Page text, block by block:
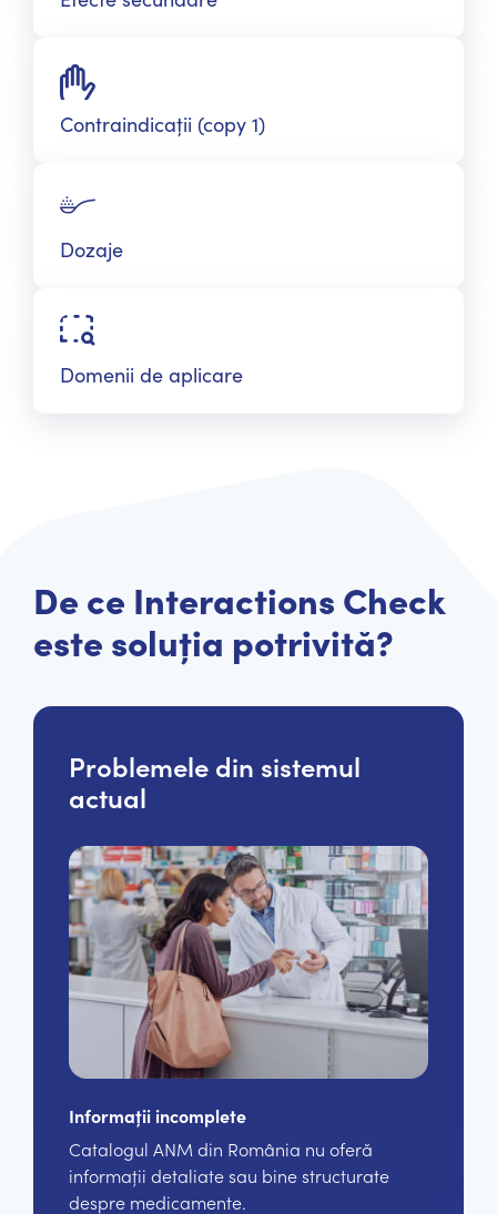
Contraindicații (copy 1)
Dozaje
Domenii de aplicare
De ce Interactions Check
este soluția potrivită?
Problemele din sistemul
actual
Informații incomplete
Catalogul ANM din România nu oferă
informații detaliate sau bine structurate
despre medicamente.